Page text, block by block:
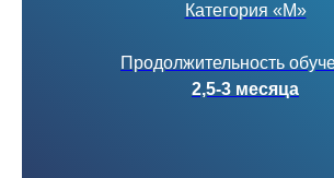
Категория «М»
Продолжительность
2,5-3 месяца